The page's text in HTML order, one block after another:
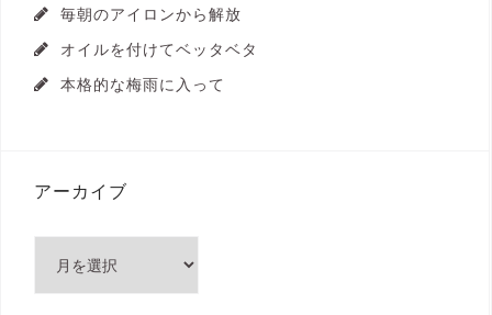
毎朝のアイロンから解放
オイルを付けてベッタベタ
本格的な梅雨に入って
アーカイブ